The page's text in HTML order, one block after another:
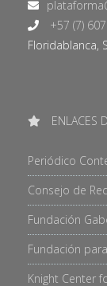
+57 (7)
Floridablanca,
ENLACES
Periódico
Consejo de
Fundación
Fundación
Knight Center